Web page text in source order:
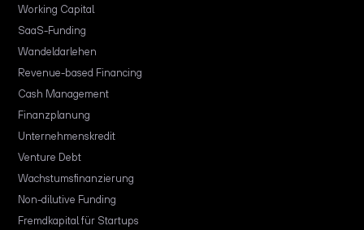
Working Capital
SaaS-Funding
Wandeldarlehen
Revenue-based Financing
Cash Management
Finanzplanung
Unternehmenskredit
Venture Debt
Wachstumsfinanzierung
Non-dilutive Funding
Fremdkapital für Startups